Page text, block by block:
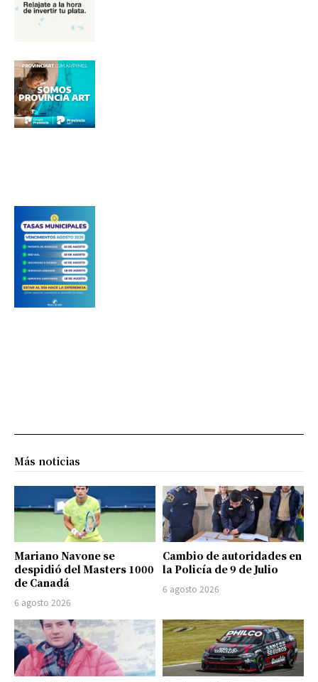
Más noticias
Mariano Navone se
despidió del Masters 1000
de Canadá
6 agosto 2026
Cambio de autoridades en
la Policía de 9 de Julio
6 agosto 2026